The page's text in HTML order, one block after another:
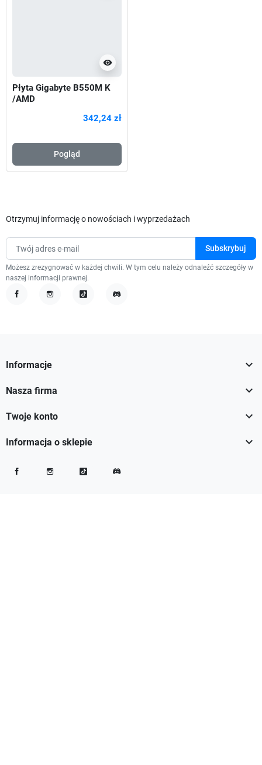
visibility
Płyta Gigabyte B550M K
/AMD
SB3.0/PCIe4.0/AM4/mATX
342,24 zł
Pogląd
Otrzymuj informację o nowościach i wyprzedażach
Możesz zrezygnować w każdej chwili. W tym celu należy odnaleźć szczegóły w
naszej informacji prawnej.
Informacje 
Nasza firma 
Twoje konto 
Informacja o sklepie 